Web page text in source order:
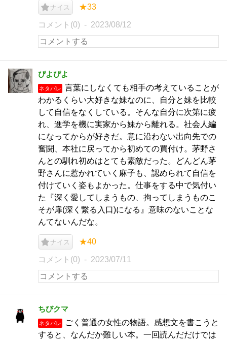
ナイス ★33
コメント(0) 2023/08/12
ぴよぴよ
ネタバレ
言葉にしなくても相手の考えていることが
わかるくらい大好きな妹なのに、自分と妹を比較
して自信をなくしている。そんな自分に次第に疲
れ、進学を機に実家から妹から離れる。社会人編
になってからが好きだ。意に沿わない出向先での
奮闘、本社に戻ってから初めての買付け。茅野さ
んとの馴れ初めはとても素敵だった。どんどん茅
野さんに惹かれていく麻子も、認められて自信を
付けていく姿もよかった。仕事をする中で気付い
た『深く愛してしまうもの、拘ってしまうものこ
そが扉(深く繋る入口)になる』意味のないことな
んてないんだな。
ナイス ★40
コメント(0) 2023/07/11
ちびクマ
ネタバレ
ごく普通の女性の物語。感想文を書こうと
すると、なんだか難しい本。一回読んだだけでは